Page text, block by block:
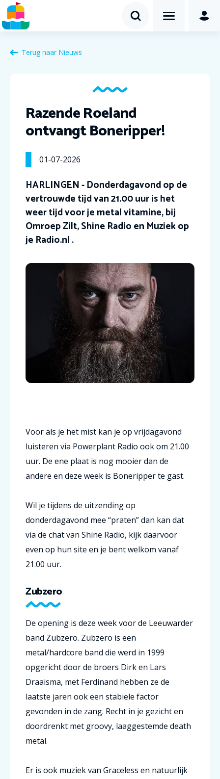
Terug naar Nieuws
Razende Roeland
ontvangt Boneripper!
01-07-2026
HARLINGEN - Donderdagavond op de
vertrouwde tijd van 21.00 uur is het
weer tijd voor je metal vitamine, bij
Omroep Zilt, Shine Radio en Muziek op
je Radio.nl .
Voor als je het mist kan je op vrijdagavond
luisteren via Powerplant Radio ook om 21.00
uur. De ene plaat is nog mooier dan de
andere en deze week is Boneripper te gast.
Wil je tijdens de uitzending op
donderdagavond mee “praten” dan kan dat
via de chat van Shine Radio, kijk daarvoor
even op hun site en je bent welkom vanaf
21.00 uur.
Zubzero
De opening is deze week voor de Leeuwarder
band Zubzero. Zubzero is een
metal/hardcore band die werd in 1999
opgericht door de broers Dirk en Lars
Draaisma, met Ferdinand hebben ze de
laatste jaren ook een stabiele factor
gevonden in de zang. Recht in je gezicht en
doordrenkt met groovy, laaggestemde death
metal.
Er is ook muziek van Graceless en natuurlijk